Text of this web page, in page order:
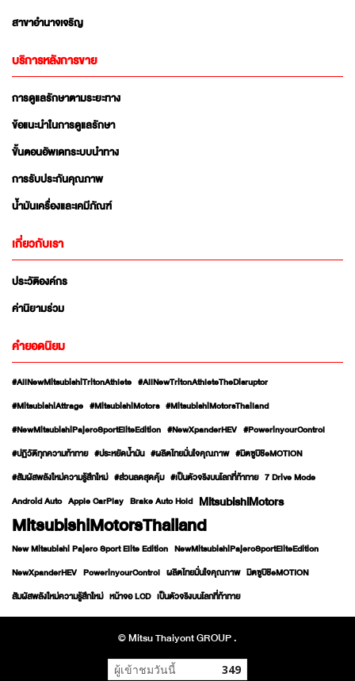
สาขาอำนาจเจริญ
บริการหลังการขาย
การดูแลรักษาตามระยะทาง
ข้อแนะนำในการดูแลรักษา
ขั้นตอนอัพเดทระบบนำทาง
การรับประกันคุณภาพ
น้ำมันเครื่องและเคมีภัณฑ์
เกี่ยวกับเรา
ประวัติองค์กร
ค่านิยามร่วม
คำยอดนิยม
#AllNewMitsubishiTritonAthlete #AllNewTritonAthleteTheDisruptor
#MitsubishiAttrage #MitsubishiMotors #MitsubishiMotorsThailand
#NewMitsubishiPajeroSportEliteEdition #NewXpanderHEV #PowerinyourControl
#ปฏิวัติทุกความท้าทาย #ประหยัดน้ำมัน #ผลิตไทยมั่นใจคุณภาพ #มิตซูบิชิeMOTION
#สัมผัสพลังใหม่ความรู้สึกใหม่ #ส่วนลดสุดคุ้ม #เป็นตัวจริงบนโลกที่ท้าทาย 7 Drive Mode
Android Auto Apple CarPlay Brake Auto Hold MitsubishiMotors
MitsubishiMotorsThailand
New Mitsubishi Pajero Sport Elite Edition NewMitsubishiPajeroSportEliteEdition
NewXpanderHEV PowerinyourControl ผลิตไทยมั่นใจคุณภาพ มิตซูบิชิeMOTION
สัมผัสพลังใหม่ความรู้สึกใหม่ หน้าจอ LCD เป็นตัวจริงบนโลกที่ท้าทาย
© Mitsu Thaiyont GROUP .
ผู้เข้าชมวันนี้ 349